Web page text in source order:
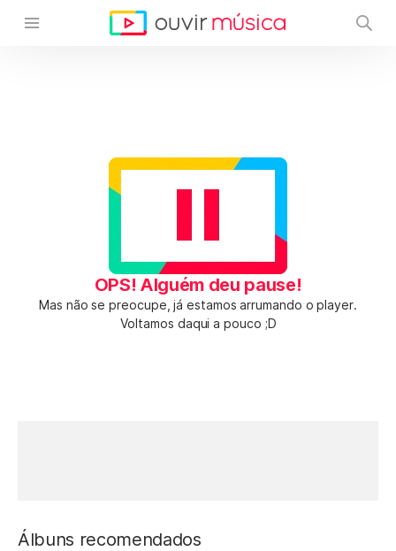
OPS! Alguém deu pause!
Mas não se preocupe, já estamos arrumando o player.
Voltamos daqui a pouco ;D
Álbuns recomendados